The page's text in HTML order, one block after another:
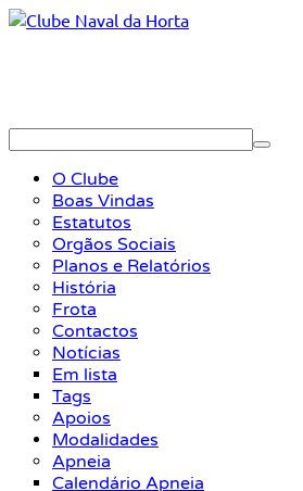
O Clube
Boas Vindas
Estatutos
Orgãos Sociais
Planos e Relatórios
História
Frota
Contactos
Notícias
Em lista
Tags
Apoios
Modalidades
Apneia
Calendário Apneia